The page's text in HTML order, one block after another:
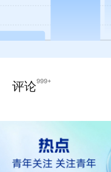
评论999+